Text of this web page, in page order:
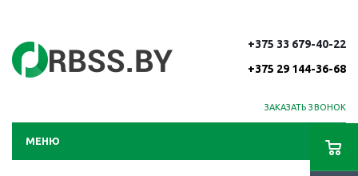
+375 33 679-40-22
+375 29 144-36-68
ЗАКАЗАТЬ ЗВОНОК
МЕНЮ